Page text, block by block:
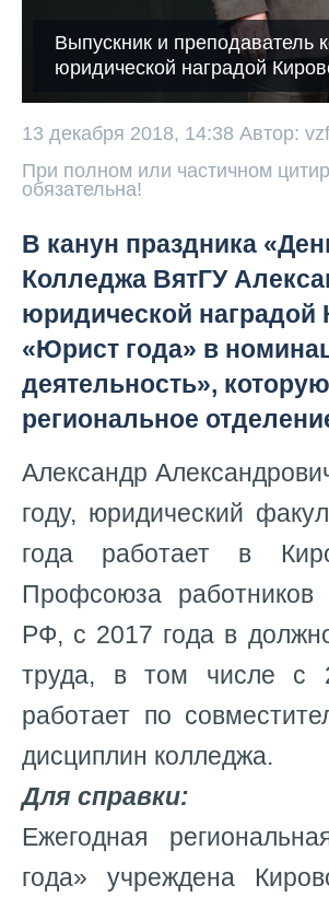
Выпускник и
юридической наградой
13 декабря 2018, 14:38 Автор: vzf
При полном или частичном
обязательна!
В канун праздника
Колледжа ВятГУ
юридической наградой
«Юрист года» в
деятельность»,
региональное
Александр
году, юридический
года работает в
Профсоюза работников
РФ, с 2017 года в
труда, в том числе с
работает по
дисциплин колледжа.
Для справки:
Ежегодная
года» учреждена